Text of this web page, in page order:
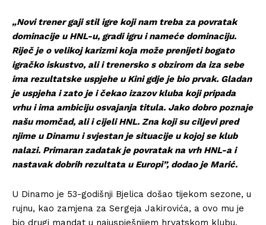
„Novi trener gaji stil igre koji nam treba za povratak
dominacije u HNL-u, gradi igru i nameće dominaciju.
Riječ je o velikoj karizmi koja može prenijeti bogato
igračko iskustvo, ali i trenersko s obzirom da iza sebe
ima rezultatske uspjehe u Kini gdje je bio prvak. Gladan
je uspjeha i zato je i čekao izazov kluba koji pripada
vrhu i ima ambiciju osvajanja titula. Jako dobro poznaje
našu momčad, ali i cijeli HNL. Zna koji su ciljevi pred
njime u Dinamu i svjestan je situacije u kojoj se klub
nalazi. Primaran zadatak je povratak na vrh HNL-a i
nastavak dobrih rezultata u Europi”, dodao je Marić.
U Dinamo je 53-godišnji Bjelica došao tijekom sezone, u
rujnu, kao zamjena za Sergeja Jakirovića, a ovo mu je
bio drugi mandat u najuspješnijem hrvatskom klubu.